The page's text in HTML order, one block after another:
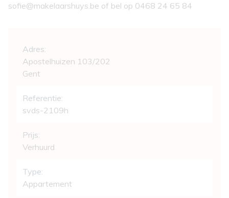
sofie@makelaarshuys.be of bel op 0468 24 65 84
Adres:
Apostelhuizen 103/202
Gent
Referentie:
svds-2109h
Prijs:
Verhuurd
Type:
Appartement